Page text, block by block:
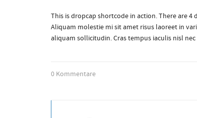
This is dropcap shortcode in action. There are
Aliquam molestie mi sit amet risus laoreet in
aliquam sollicitudin. Cras tempus iaculis nisl
0 Kommentare